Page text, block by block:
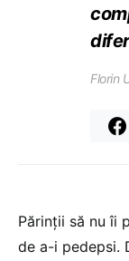
Florin
Părinții să nu îi
de a-i pedepsi.